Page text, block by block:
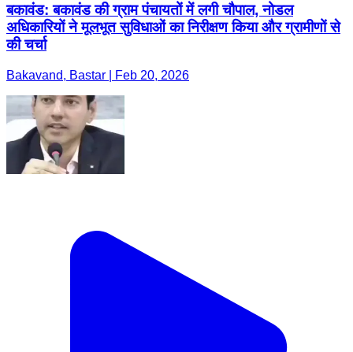
बकावंड: बकावंड की ग्राम पंचायतों में लगी चौपाल, नोडल
अधिकारियों ने मूलभूत सुविधाओं का निरीक्षण किया और ग्रामीणों से
की चर्चा
Bakavand, Bastar | Feb 20, 2026